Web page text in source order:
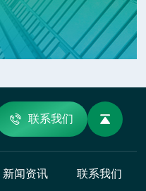
联系我们
新闻资讯 联系我们